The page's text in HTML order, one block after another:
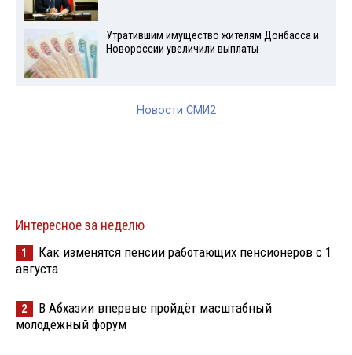
Утратившим имущество жителям Донбасса и
Новороссии увеличили выплаты
Новости СМИ2
Интересное за неделю
1
Как изменятся пенсии работающих пенсионеров с 1
августа
2
В Абхазии впервые пройдёт масштабный
молодёжный форум